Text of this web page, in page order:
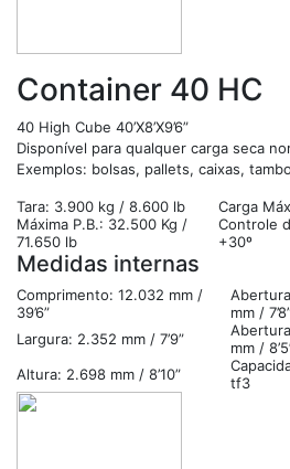
Container 40 HC
40 High Cube 40’X8’X9’6”
Disponível para qualquer carga seca
Exemplos: bolsas, pallets, caixas,
Tara: 3.900 kg / 8.600 lb
Carga
Máxima P.B.: 32.500 Kg /
71.650 lb
Controle
+30º
Medidas internas
Comprimento: 12.032 mm /
39’6”
mm /
Largura: 2.352 mm / 7’9”
mm /
Altura: 2.698 mm / 8’10”
tf3